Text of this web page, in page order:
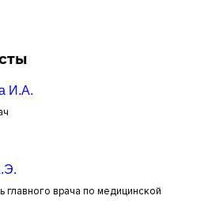
И.А.
главного врача по медицинской